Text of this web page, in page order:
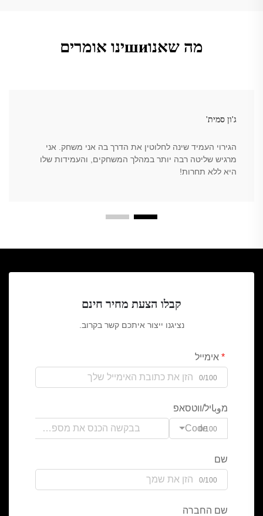
מה שאנוшиינו אומרים
ג'ון סמית'
הגירוי העמיד שינה לחלוטין את הדרך בה אני משחק. אני
מרגיש שליטה רבה יותר במהלך המשחקים, והעמידות שלו
היא ללא תחרות!
קבלו הצעת מחיר חינם
נציגנו ייצור איתכם קשר בקרוב.
אימייל
0/100
מوباיל/ווטסאפ
Code0/100
שם
0/100
שם החברה